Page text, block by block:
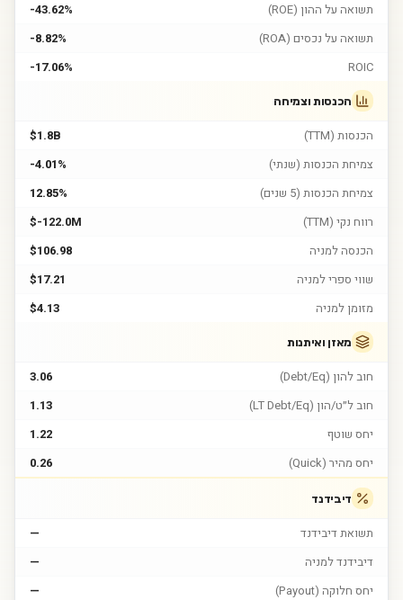
תשואה על ההון (ROE)
-43.62%
תשואה על נכסים (ROA)
-8.82%
ROIC
-17.06%
הכנסות וצמיחה
הכנסות (TTM)
$1.8B
צמיחת הכנסות (שנתי)
-4.01%
צמיחת הכנסות (5 שנים)
12.85%
רווח נקי (TTM)
$-122.0M
הכנסה למניה
$106.98
שווי ספרי למניה
$17.21
מזומן למניה
$4.13
מאזן ואיתנות
חוב להון (Debt/Eq)
3.06
חוב ל״ט/הון (LT Debt/Eq)
1.13
יחס שוטף
1.22
יחס מהיר (Quick)
0.26
דיבידנד
תשואת דיבידנד
—
דיבידנד למניה
—
יחס חלוקה (Payout)
—